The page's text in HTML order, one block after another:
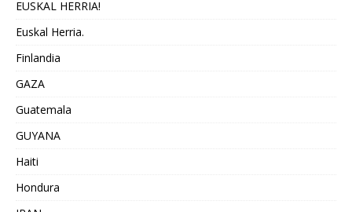
EUSKAL HERRIA!
Euskal Herria.
Finlandia
GAZA
Guatemala
GUYANA
Haiti
Hondura